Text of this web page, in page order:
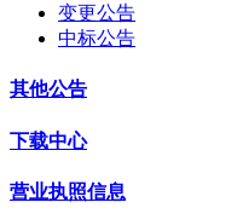
变更公告
中标公告
其他公告
下载中心
营业执照信息